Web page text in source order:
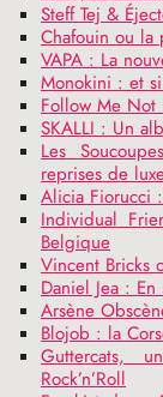
Steff Tej &
Chafouin ou la
VAPA : La
Monokini : et
Follow Me
SKALLI : Un
Les
reprises de
Alicia Fiorucci
Individual
Belgique
Vincent Bricks
Daniel Jea :
Arsène
Blojob : la
Guttercats,
Rock’n’Roll